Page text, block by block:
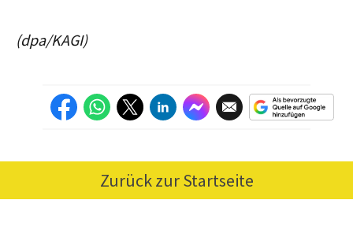
(dpa/KAGI)
Zurück zur Startseite